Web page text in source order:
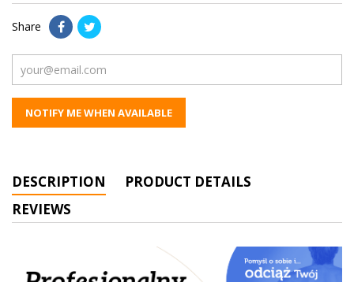
Share
NOTIFY ME WHEN AVAILABLE
DESCRIPTION
PRODUCT DETAILS
REVIEWS